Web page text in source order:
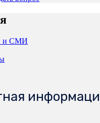
и СМИ